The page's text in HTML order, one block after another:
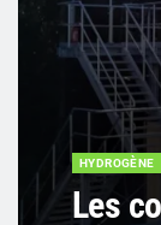
HYDROGÈNE
Les